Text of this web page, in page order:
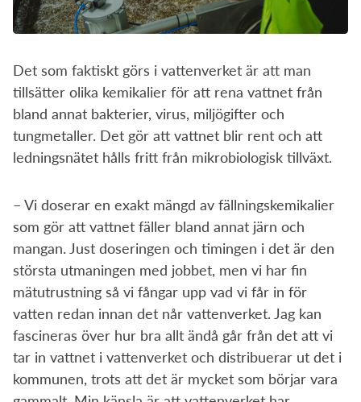
Det som faktiskt görs i vattenverket är att man
tillsätter olika kemikalier för att rena vattnet från
bland annat bakterier, virus, miljögifter och
tungmetaller. Det gör att vattnet blir rent och att
ledningsnätet hålls fritt från mikrobiologisk tillväxt.
– Vi doserar en exakt mängd av fällningskemikalier
som gör att vattnet fäller bland annat järn och
mangan. Just doseringen och timingen i det är den
största utmaningen med jobbet, men vi har fin
mätutrustning så vi fångar upp vad vi får in för
vatten redan innan det når vattenverket. Jag kan
fascineras över hur bra allt ändå går från det att vi
tar in vattnet i vattenverket och distribuerar ut det i
kommunen, trots att det är mycket som börjar vara